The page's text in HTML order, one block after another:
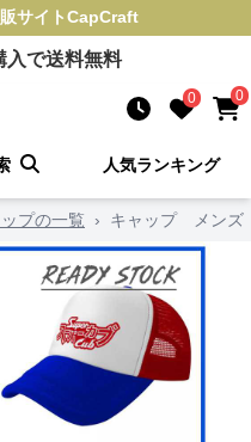
サイトCapCraft
入で送料無料
0 0
人気ランキング
プの一覧 › キャップ メンズ